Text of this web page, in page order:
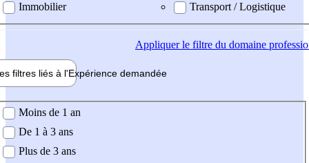
Immobilier
Transport / Logistique
Appliquerle filtre du domaine
filtres liés à l'Expérience demandée
demandée
Moins de 1 an
De 1 à 3 ans
Plus de 3 ans